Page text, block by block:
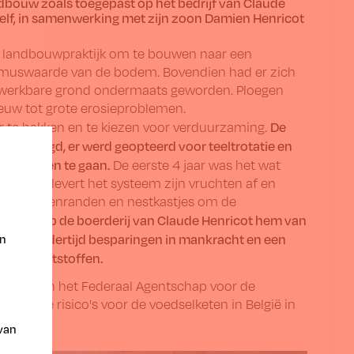
in samenwerking met zijn zoon Damien Henricot
om te bouwen naar een
van de bodem. Bovendien had er zich
grond ondermaats geworden. Ploegen
tot grote erosie­problemen.
hakken en te kiezen voor verduurzaming. De
er werd geopteerd voor teeltrotatie en
tegen te gaan.De eerste 4 jaar was het wat
Nu levert het systeem zijn vruchten af en
bloemenranden en nestkastjes om de
op de boerderij van Claude Henricot hem van
tezelfdertijd besparingen in mankracht en een
en meststoffen.
van het Federaal Agentschap voor de
risico's voor de voedselketen in België in